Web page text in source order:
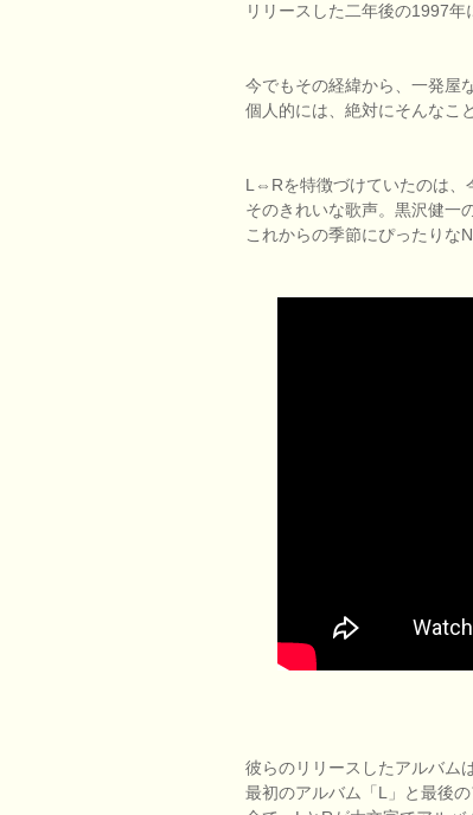
リリースした二年後の1997
今でもその経緯から、一発屋
個人的には、絶対にそんなこ
L⇔Rを特徴づけていたのは、
そのきれいな歌声。黒沢健一
これからの季節にぴったりな
彼らのリリースしたアルバム
最初のアルバム「L」と最後